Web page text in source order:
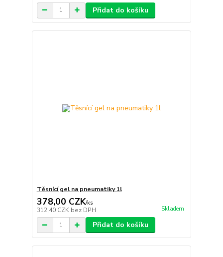
Přidat do košíku
Těsnící gel na pneumatiky 1l
378,00 CZK/ks
312,40 CZK bez DPH Skladem
Přidat do košíku